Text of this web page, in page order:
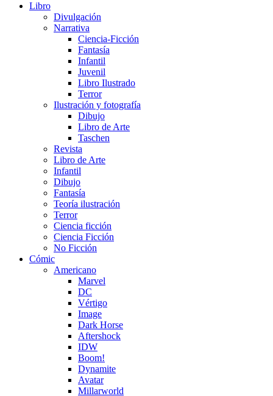
Libro
Divulgación
Narrativa
Ciencia-Ficción
Fantasía
Infantil
Juvenil
Libro Ilustrado
Terror
Ilustración y fotografía
Dibujo
Libro de Arte
Taschen
Revista
Libro de Arte
Infantil
Dibujo
Fantasía
Teoría ilustración
Terror
Ciencia ficción
Ciencia Ficción
No Ficción
Cómic
Americano
Marvel
DC
Vértigo
Image
Dark Horse
Aftershock
IDW
Boom!
Dynamite
Avatar
Millarworld